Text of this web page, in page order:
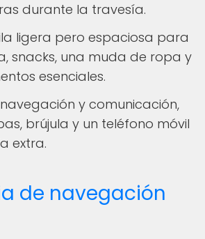
durante la travesía.
ligera pero espaciosa para
snacks, una muda de ropa y
esenciales.
y comunicación,
brújula y un teléfono móvil
extra.
de navegación